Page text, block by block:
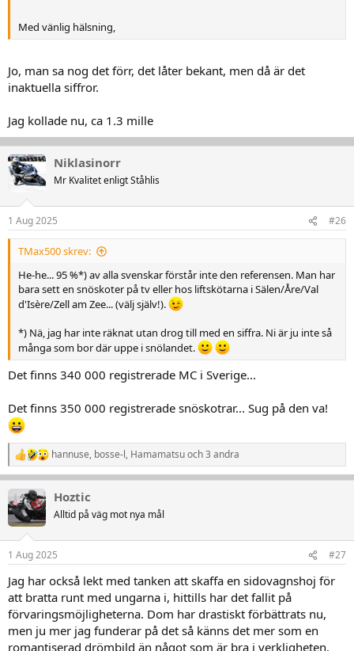
Med vänlig hälsning,
Jo, man sa nog det förr, det låter bekant, men då är det
inaktuella siffror.
Jag kollade nu, ca 1.3 mille
Niklasinorr
Mr Kvalitet enligt Ståhlis
1 Aug 2025 #26
TMax500 skrev:
He-he... 95 %*) av alla svenskar förstår inte den referensen. Man har
bara sett en snöskoter på tv eller hos liftskötarna i Sälen/Åre/Val
d'Isère/Zell am Zee... (välj själv!).
*) Nä, jag har inte räknat utan drog till med en siffra. Ni är ju inte så
många som bor där uppe i snölandet.
Det finns 340 000 registrerade MC i Sverige...
Det finns 350 000 registrerade snöskotrar... Sug på den va!
R
e
a
k
t
i
e
:
hannuse, bosse-l, Hamamatsuoch 3 andra
Hoztic
Alltid på väg mot nya mål
1 Aug 2025 #27
Jag har också lekt med tanken att skaffa en sidovagnshoj för
att bratta runt med ungarna i, hittills har det fallit på
förvaringsmöjligheterna. Dom har drastiskt förbättrats nu,
men ju mer jag funderar på det så känns det mer som en
romantiserad drömbild än något som är bra i verkligheten.